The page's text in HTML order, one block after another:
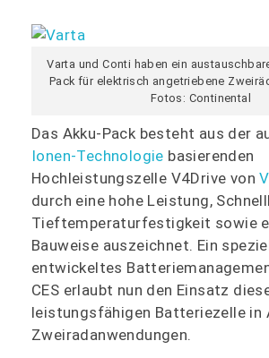
Varta und Conti haben ein
Pack für elektrisch angetriebene
Fotos: Continental
Das Akku-Pack besteht aus der
Ionen-Technologie basierenden
Hochleistungszelle V4Drive von
durch eine hohe Leistung,
Tieftemperaturfestigkeit sowie
Bauweise auszeichnet. Ein
entwickeltes
CES erlaubt nun den Einsatz
leistungsfähigen Batteriezelle in
Zweiradanwendungen.